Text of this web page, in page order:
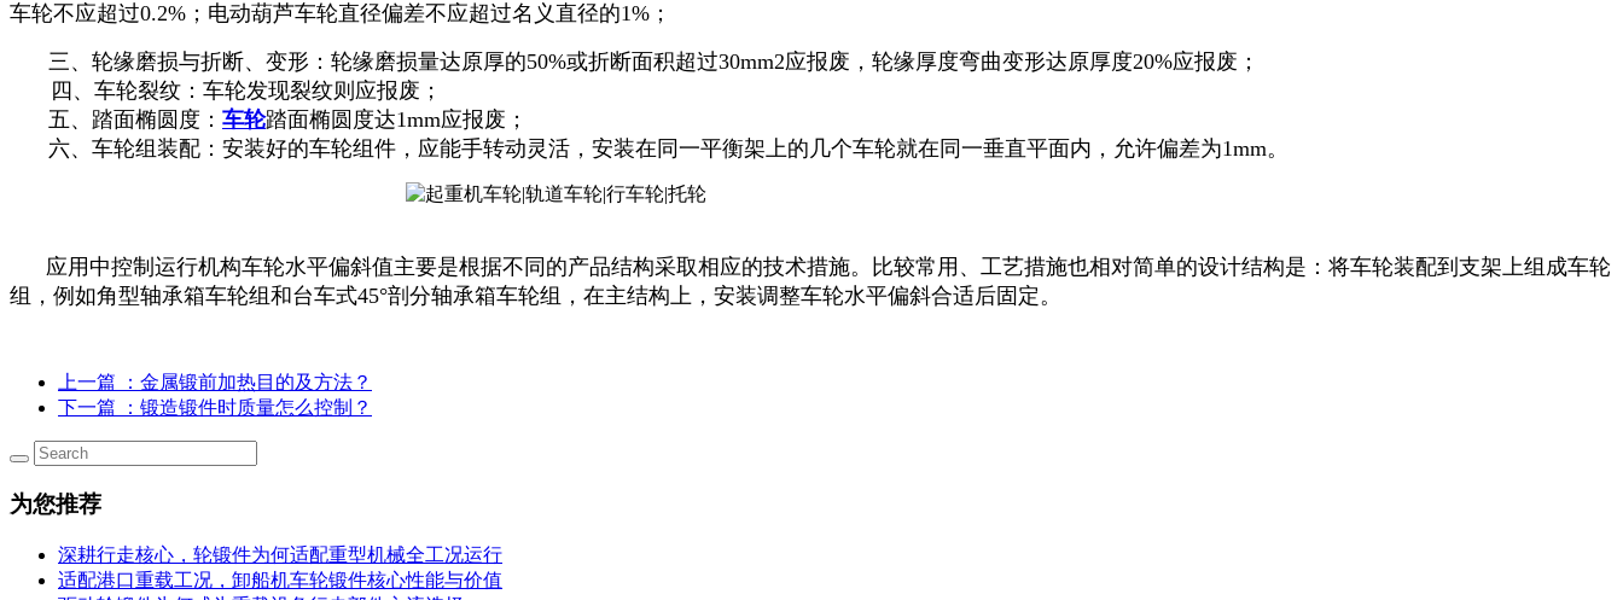
车轮不应超过0.2%；电动葫芦车轮直径偏差不应超过名义直径的1%；
三、轮缘磨损与折断、变形：轮缘磨损量达原厚的50%或折断面积超过30mm2应报废，轮缘厚度弯曲变形达原厚度20%应报废；
四、车轮裂纹：车轮发现裂纹则应报废；
五、踏面椭圆度： 车轮踏面椭圆度达1mm应报废；
六、车轮组装配：安装好的车轮组件，应能手转动灵活，安装在同一平衡架上的几个车轮就在同一垂直平面内，允许偏差为1mm。
应用中控制运行机构车轮水平偏斜值主要是根据不同的产品结构采取相应的技术措施。比较常用、工艺措施也相对简单的设计结构是：将车轮装配到支架上组成车轮
组，例如角型轴承箱车轮组和台车式45°剖分轴承箱车轮组，在主结构上，安装调整车轮水平偏斜合适后固定。
上一篇
：金属锻前加热目的及方法？
下一篇
：锻造锻件时质量怎么控制？
为您推荐
深耕行走核心，轮锻件为何适配重型机械全工况运行
适配港口重载工况，卸船机车轮锻件核心性能与价值